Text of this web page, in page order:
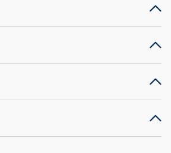
Bauarbeiten am
der Bahnstraße in
verlängert den